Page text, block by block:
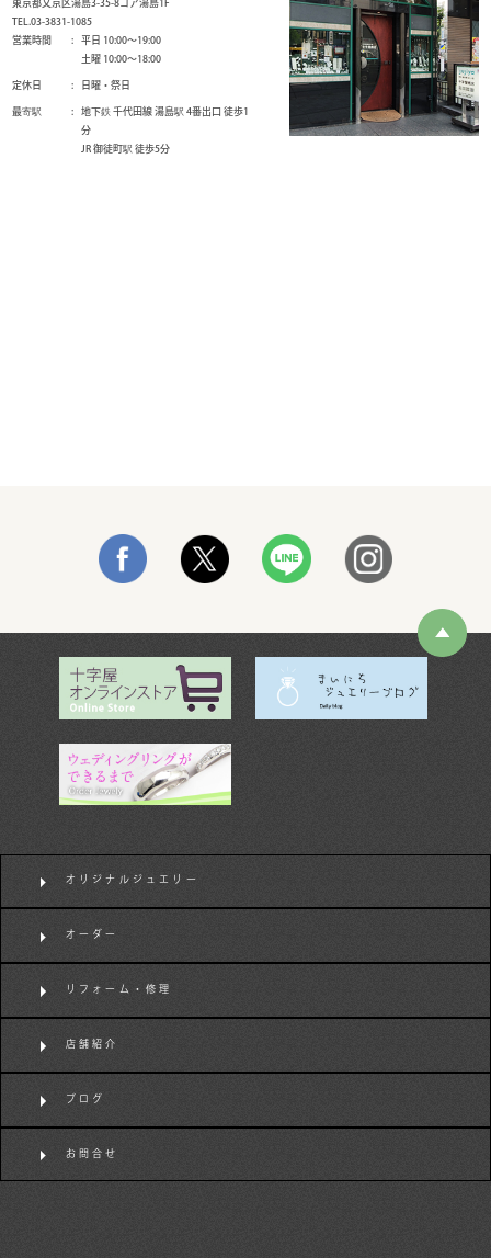
東京都文京区湯島3-35-8コア湯島1F
TEL.03-3831-1085
営業時間
平日 10:00～19:00
土曜 10:00～18:00
定休日
日曜・祭日
最寄駅
地下鉄 千代田線 湯島駅 4番出口 徒歩1
分
JR 御徒町駅 徒歩5分
オリジナルジュエリー
オーダー
リフォーム・修理
店舗紹介
ブログ
お問合せ